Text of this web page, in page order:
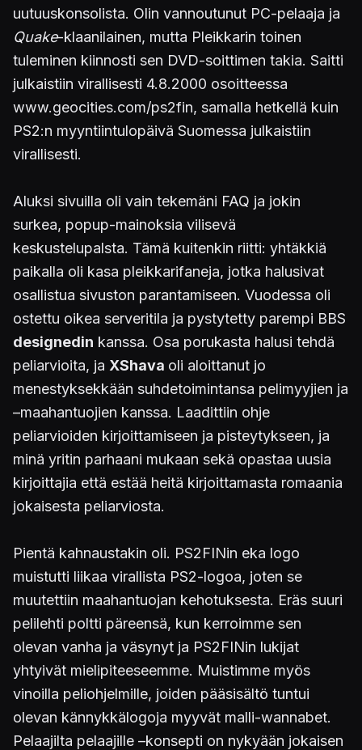
uutuuskonsolista. Olin vannoutunut PC-pelaaja ja
Quake-klaanilainen, mutta Pleikkarin toinen
tuleminen kiinnosti sen DVD-soittimen takia. Saitti
julkaistiin virallisesti 4.8.2000 osoitteessa
www.geocities.com/ps2fin, samalla hetkellä kuin
PS2:n myyntiintulopäivä Suomessa julkaistiin
virallisesti.
Aluksi sivuilla oli vain tekemäni FAQ ja jokin
surkea, popup-mainoksia vilisevä
keskustelupalsta. Tämä kuitenkin riitti: yhtäkkiä
paikalla oli kasa pleikkarifaneja, jotka halusivat
osallistua sivuston parantamiseen. Vuodessa oli
ostettu oikea serveritila ja pystytetty parempi BBS
designedin kanssa. Osa porukasta halusi tehdä
peliarvioita, ja XShava oli aloittanut jo
menestyksekkään suhdetoimintansa pelimyyjien ja
–maahantuojien kanssa. Laadittiin ohje
peliarvioiden kirjoittamiseen ja pisteytykseen, ja
minä yritin parhaani mukaan sekä opastaa uusia
kirjoittajia että estää heitä kirjoittamasta romaania
jokaisesta peliarviosta.
Pientä kahnaustakin oli. PS2FINin eka logo
muistutti liikaa virallista PS2-logoa, joten se
muutettiin maahantuojan kehotuksesta. Eräs suuri
pelilehti poltti päreensä, kun kerroimme sen
olevan vanha ja väsynyt ja PS2FINin lukijat
yhtyivät mielipiteeseemme. Muistimme myös
vinoilla peliohjelmille, joiden pääsisältö tuntui
olevan kännykkälogoja myyvät malli-wannabet.
Pelaajilta pelaajille –konsepti on nykyään jokaisen